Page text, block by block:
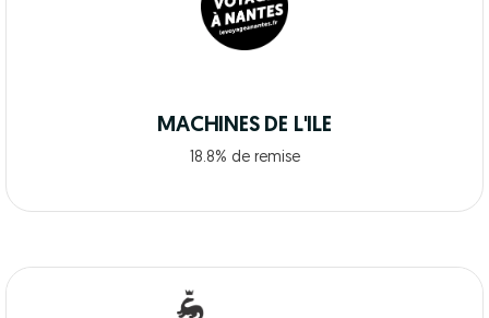
MACHINES DE L'ILE
18.8% de remise